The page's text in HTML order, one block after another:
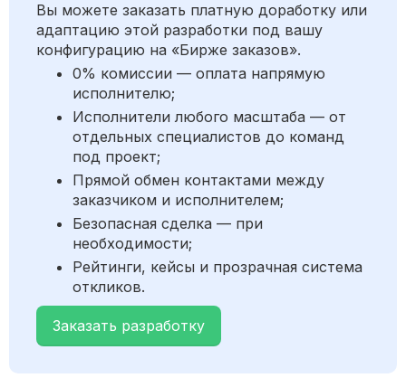
Вы можете заказать платную доработку или
адаптацию этой разработки под вашу
конфигурацию на «Бирже заказов».
0% комиссии — оплата напрямую
исполнителю;
Исполнители любого масштаба — от
отдельных специалистов до команд
под проект;
Прямой обмен контактами между
заказчиком и исполнителем;
Безопасная сделка — при
необходимости;
Рейтинги, кейсы и прозрачная система
откликов.
Заказать разработку